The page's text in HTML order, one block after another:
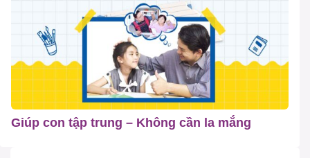
Giúp con tập trung – Không cần la mắng